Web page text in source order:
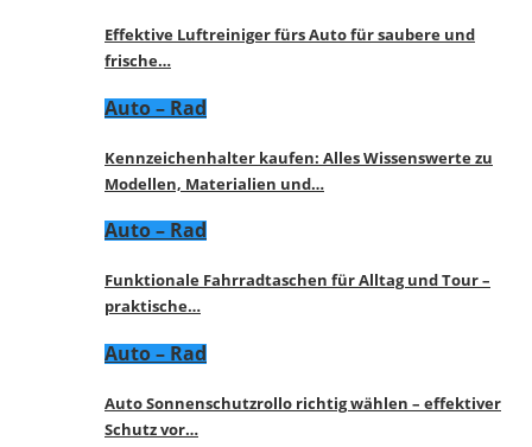
Effektive Luftreiniger fürs Auto für saubere und
frische…
Auto – Rad
Kennzeichenhalter kaufen: Alles Wissenswerte zu
Modellen, Materialien und…
Auto – Rad
Funktionale Fahrradtaschen für Alltag und Tour –
praktische…
Auto – Rad
Auto Sonnenschutzrollo richtig wählen – effektiver
Schutz vor…